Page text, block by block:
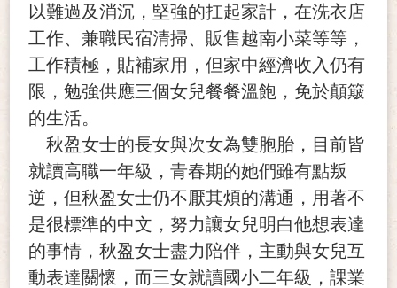
以難過及消沉，堅強的扛起家計，在洗衣店
工作、兼職民宿清掃、販售越南小菜等等，
工作積極，貼補家用，但家中經濟收入仍有
限，勉強供應三個女兒餐餐溫飽，免於顛簸
的生活。
秋盈女士的長女與次女為雙胞胎，目前皆
就讀高職一年級，青春期的她們雖有點叛
逆，但秋盈女士仍不厭其煩的溝通，用著不
是很標準的中文，努力讓女兒明白他想表達
的事情，秋盈女士盡力陪伴，主動與女兒互
動表達關懷，而三女就讀國小二年級，課業